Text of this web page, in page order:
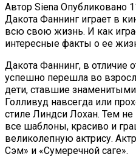
Автор Siena Опубликовано
Дакота Фаннинг играет в
всю свою жизнь. И как
интересные факты о ее
Дакота Фаннинг, в отличие
успешно перешла во
дети, ставшие
Голливуд навсегда или
стиле Линдси Лохан. Тем
все шаблоны, красиво и
великолепную актрису.
Сэм» и «Сумеречной саге».